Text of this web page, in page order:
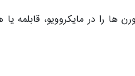
را در مایکروویو، قابلمه یا